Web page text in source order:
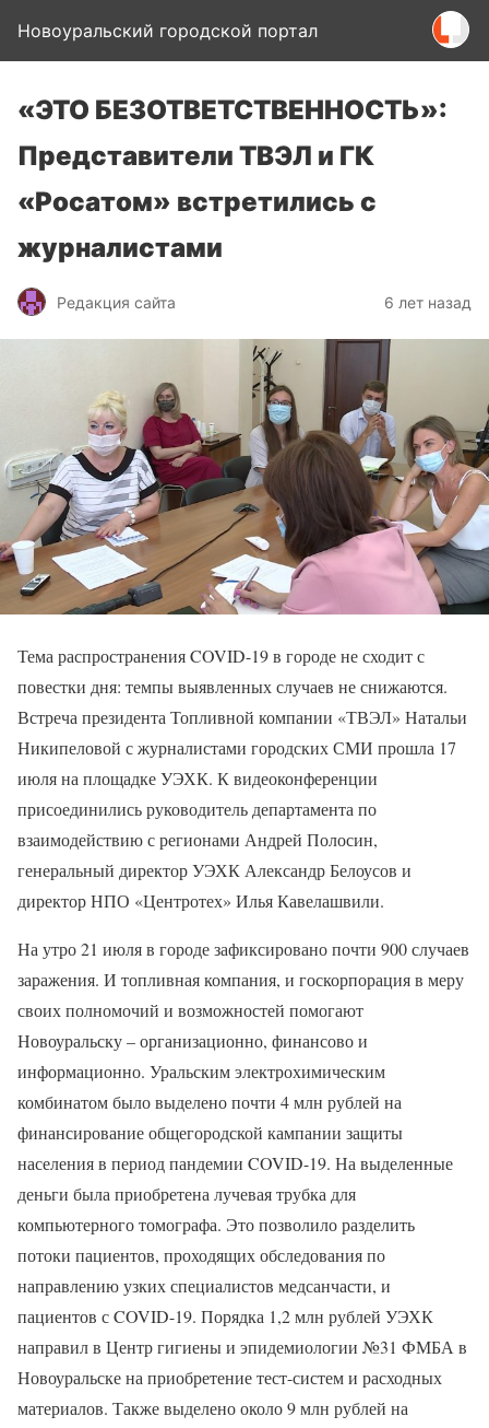
Новоуральский городской портал
«ЭТО БЕЗОТВЕТСТВЕННОСТЬ»:
Представители ТВЭЛ и ГК
«Росатом» встретились с
журналистами
Редакция сайта 6 лет назад
Тема распространения COVID-19 в городе не сходит с
повестки дня: темпы выявленных случаев не снижаются.
Встреча президента Топливной компании «ТВЭЛ» Натальи
Никипеловой с журналистами городских СМИ прошла 17
июля на площадке УЭХК. К видеоконференции
присоединились руководитель департамента по
взаимодействию с регионами Андрей Полосин,
генеральный директор УЭХК Александр Белоусов и
директор НПО «Центротех» Илья Кавелашвили.
На утро 21 июля в городе зафиксировано почти 900 случаев
заражения. И топливная компания, и госкорпорация в меру
своих полномочий и возможностей помогают
Новоуральску – организационно, финансово и
информационно. Уральским электрохимическим
комбинатом было выделено почти 4 млн рублей на
финансирование общегородской кампании защиты
населения в период пандемии COVID-19. На выделенные
деньги была приобретена лучевая трубка для
компьютерного томографа. Это позволило разделить
потоки пациентов, проходящих обследования по
направлению узких специалистов медсанчасти, и
пациентов с COVID-19. Порядка 1,2 млн рублей УЭХК
направил в Центр гигиены и эпидемиологии №31 ФМБА в
Новоуральске на приобретение тест-систем и расходных
материалов. Также выделено около 9 млн рублей на